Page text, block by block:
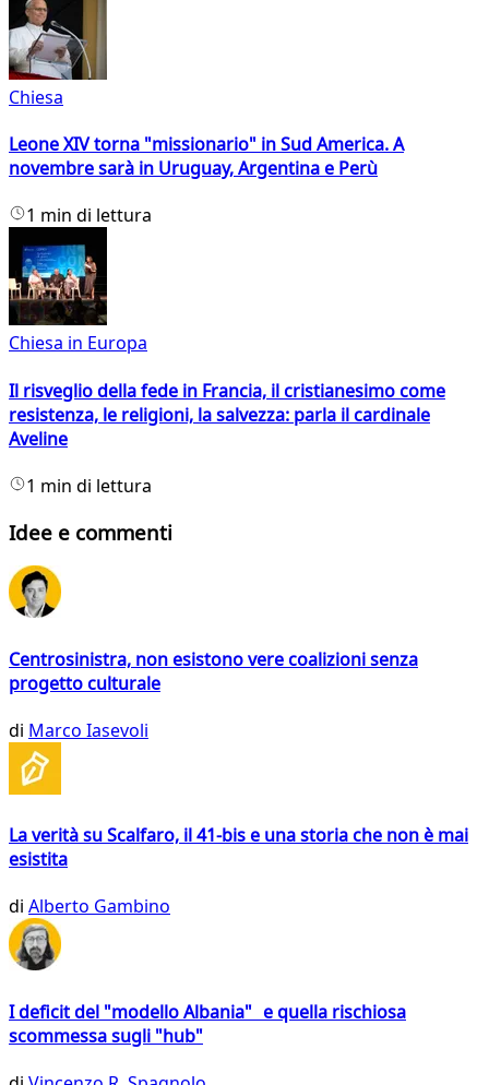
Chiesa
Leone XIV torna "missionario" in Sud America. A
novembre sarà in Uruguay, Argentina e Perù
1 min di lettura
Chiesa in Europa
Il risveglio della fede in Francia, il cristianesimo come
resistenza, le religioni, la salvezza: parla il cardinale
Aveline
1 min di lettura
Idee e commenti
Centrosinistra, non esistono vere coalizioni senza
progetto culturale
di Marco Iasevoli
La verità su Scalfaro, il 41-bis e una storia che non è mai
esistita
di Alberto Gambino
I deficit del "modello Albania" e quella rischiosa
scommessa sugli "hub"